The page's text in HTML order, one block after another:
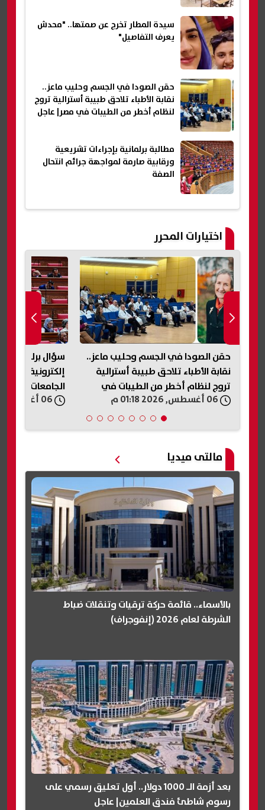
سيدة المطار تخرج عن صمتها.. "محدش
يعرف التفاصيل"
حقن الصودا في الجسم وحليب ماعز..
نقابة الأطباء تلاحق طبيبة أسترالية تروج
لنظام أخطر من الطيبات في مصر| عاجل
مطالبة برلمانية بإجراءات تشريعية
ورقابية صارمة لمواجهة جرائم انتحال
الصفة
اختيارات المحرر
سؤال برلماني بشأن غياب منظومة
إلكترونية موحده للتحقق من اعتماد
الجامعات والمؤسسات التعليمية
التمويل
مالتى ميديا
بالأسماء.. قائمة حركة ترقيات وتنقلات ضباط
الشرطة لعام 2026 (إنفوجراف)
بعد أزمة الـ 1000 دولار.. أول تعليق رسمي على
رسوم شاطئ فندق العلمين| عاجل